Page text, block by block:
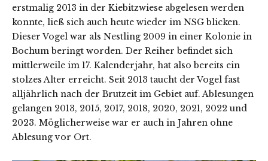
erstmalig 2013 in der Kiebitzwiese abgelesen werden
konnte, ließ sich auch heute wieder im NSG blicken.
Dieser Vogel war als Nestling 2009 in einer Kolonie in
Bochum beringt worden. Der Reiher befindet sich
mittlerweile im 17. Kalenderjahr, hat also bereits ein
stolzes Alter erreicht. Seit 2013 taucht der Vogel fast
alljährlich nach der Brutzeit im Gebiet auf. Ablesungen
gelangen 2013, 2015, 2017, 2018, 2020, 2021, 2022 und
2023. Möglicherweise war er auch in Jahren ohne
Ablesung vor Ort.